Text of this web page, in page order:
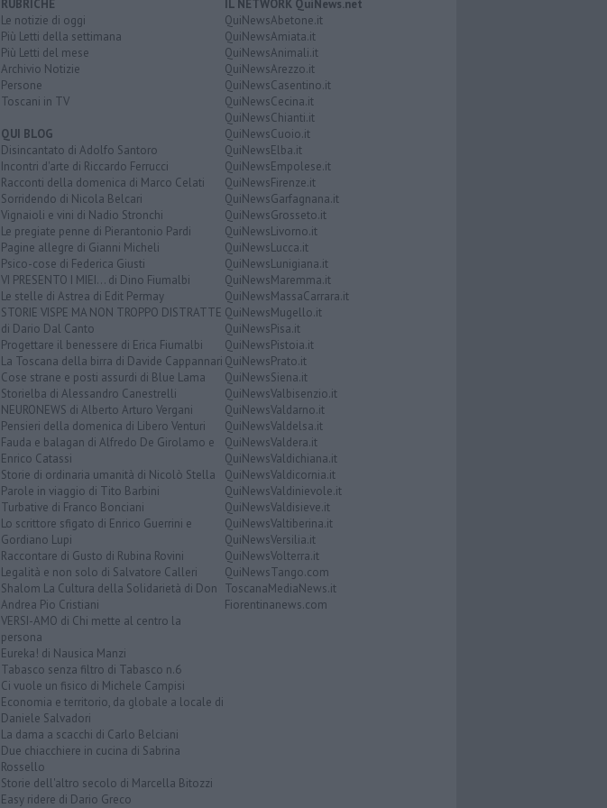
RUBRICHE
Le notizie di oggi
Più Letti della settimana
Più Letti del mese
Archivio Notizie
Persone
Toscani in TV
QUI BLOG
Disincantato di Adolfo Santoro
Incontri d'arte di Riccardo Ferrucci
Racconti della domenica di Marco Celati
Sorridendo di Nicola Belcari
Vignaioli e vini di Nadio Stronchi
Le pregiate penne di Pierantonio Pardi
Pagine allegre di Gianni Micheli
Psico-cose di Federica Giusti
VI PRESENTO I MIEI... di Dino Fiumalbi
Le stelle di Astrea di Edit Permay
STORIE VISPE MA NON TROPPO DISTRATTE
di Dario Dal Canto
Progettare il benessere di Erica Fiumalbi
La Toscana della birra di Davide Cappannari
Cose strane e posti assurdi di Blue Lama
Storielba di Alessandro Canestrelli
NEURONEWS di Alberto Arturo Vergani
Pensieri della domenica di Libero Venturi
Fauda e balagan di Alfredo De Girolamo e
Enrico Catassi
Storie di ordinaria umanità di Nicolò Stella
Parole in viaggio di Tito Barbini
Turbative di Franco Bonciani
Lo scrittore sfigato di Enrico Guerrini e
Gordiano Lupi
Raccontare di Gusto di Rubina Rovini
Legalità e non solo di Salvatore Calleri
Shalom La Cultura della Solidarietà di Don
Andrea Pio Cristiani
VERSI-AMO di Chi mette al centro la
persona
Eureka! di Nausica Manzi
Tabasco senza filtro di Tabasco n.6
Ci vuole un fisico di Michele Campisi
Economia e territorio, da globale a locale di
Daniele Salvadori
La dama a scacchi di Carlo Belciani
Due chiacchiere in cucina di Sabrina
Rossello
Storie dell'altro secolo di Marcella Bitozzi
Easy ridere di Dario Greco
IL NETWORK QuiNews.net
QuiNewsAbetone.it
QuiNewsAmiata.it
QuiNewsAnimali.it
QuiNewsArezzo.it
QuiNewsCasentino.it
QuiNewsCecina.it
QuiNewsChianti.it
QuiNewsCuoio.it
QuiNewsElba.it
QuiNewsEmpolese.it
QuiNewsFirenze.it
QuiNewsGarfagnana.it
QuiNewsGrosseto.it
QuiNewsLivorno.it
QuiNewsLucca.it
QuiNewsLunigiana.it
QuiNewsMaremma.it
QuiNewsMassaCarrara.it
QuiNewsMugello.it
QuiNewsPisa.it
QuiNewsPistoia.it
QuiNewsPrato.it
QuiNewsSiena.it
QuiNewsValbisenzio.it
QuiNewsValdarno.it
QuiNewsValdelsa.it
QuiNewsValdera.it
QuiNewsValdichiana.it
QuiNewsValdicornia.it
QuiNewsValdinievole.it
QuiNewsValdisieve.it
QuiNewsValtiberina.it
QuiNewsVersilia.it
QuiNewsVolterra.it
QuiNewsTango.com
ToscanaMediaNews.it
Fiorentinanews.com